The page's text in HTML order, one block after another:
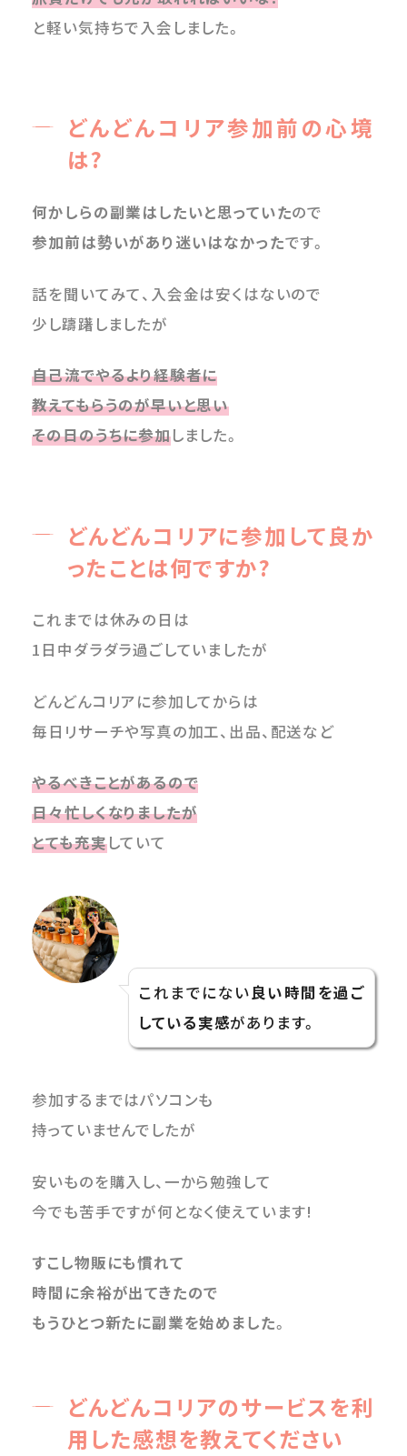
と軽い気持ちで入会しました。
どんどんコリア参加前の心境
は?
何かしらの副業はしたいと思っていたので
参加前は勢いがあり迷いはなかったです。
話を聞いてみて、入会金は安くはないので
少し躊躇しましたが
自己流でやるより経験者に
教えてもらうのが早いと思い
その日のうちに参加しました。
どんどんコリアに参加して良か
ったことは何ですか?
これまでは休みの日は
1日中ダラダラ過ごしていましたが
どんどんコリアに参加してからは
毎日リサーチや写真の加工、出品、配送など
やるべきことがあるので
日々忙しくなりましたが
とても充実していて
これまでにない良い時間を過ご
している実感があります。
参加するまではパソコンも
持っていませんでしたが
安いものを購入し、一から勉強して
今でも苦手ですが何となく使えています!
すこし物販にも慣れて
時間に余裕が出てきたので
もうひとつ新たに副業を始めました。
どんどんコリアのサービスを利
用した感想を教えてください